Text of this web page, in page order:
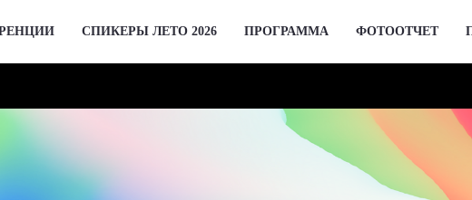
СПИКЕРЫ ЛЕТО 2026 ПРОГРАММА ФОТООТЧЕТ